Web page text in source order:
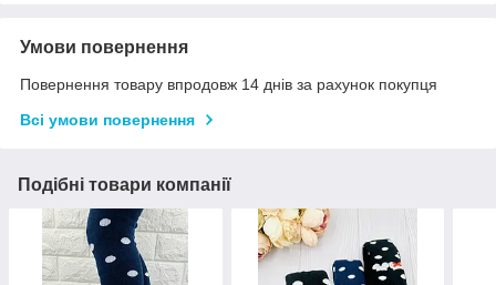
Умови повернення
Повернення товару впродовж 14 днів за рахунок покупця
Всі умови повернення
Подібні товари компанії